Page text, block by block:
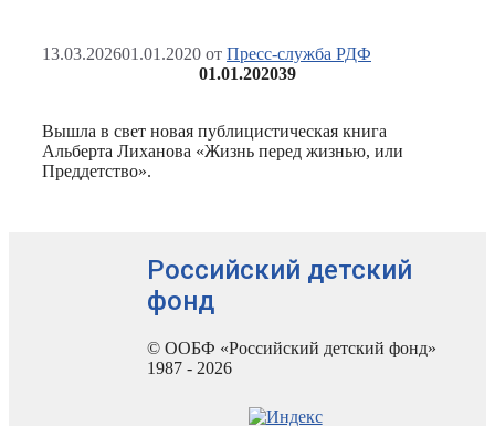
13.03.202601.01.2020 от Пресс-служба РДФ
01.01.202039
Вышла в свет новая публицистическая книга
Альберта Лиханова «Жизнь перед жизнью, или
Преддетство».
Российский детский
фонд
© ООБФ «Российский детский фонд»
1987 - 2026